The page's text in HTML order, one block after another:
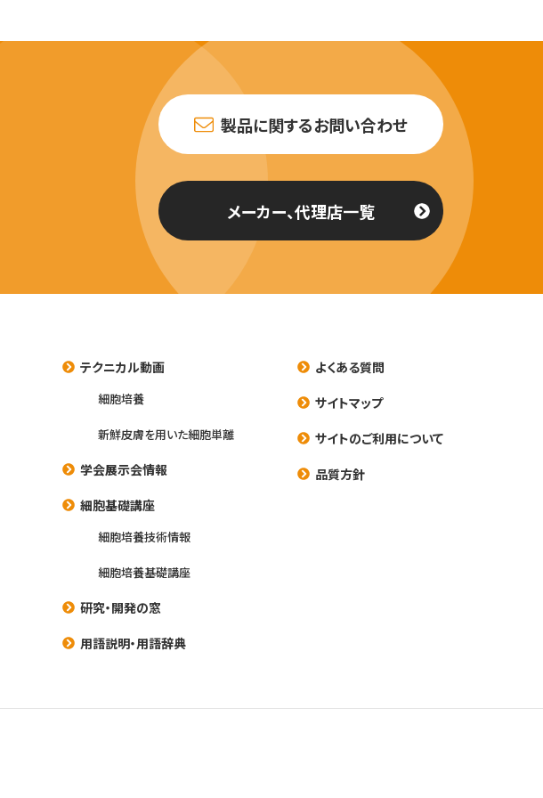
製品に関するお問い合わせ
メーカー、代理店一覧
テクニカル動画
細胞培養
新鮮皮膚を用いた細胞単離
学会展示会情報
細胞基礎講座
細胞培養技術情報
細胞培養基礎講座
研究・開発の窓
用語説明・用語辞典
よくある質問
サイトマップ
サイトのご利用について
品質方針